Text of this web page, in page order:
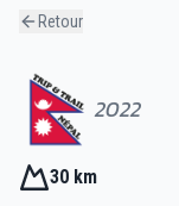
Retour
2022
30 km